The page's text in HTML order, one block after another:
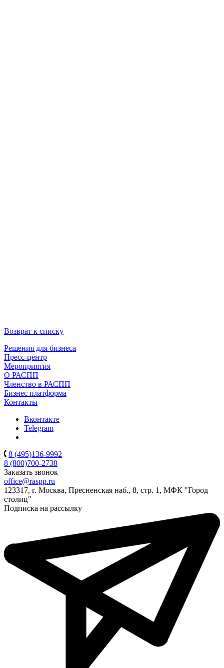
Возврат к списку
Решения для бизнеса
Пресс-центр
Мероприятия
О РАСПП
Членство в РАСПП
Бизнес платформа
Контакты
Вконтакте
Telegram
8 (495)136-9992
8 (800)700-2738
Заказать звонок
office@raspp.ru
123317, г. Москва, Пресненская наб., 8, стр. 1, МФК "Город
столиц"
Подписка на рассылку